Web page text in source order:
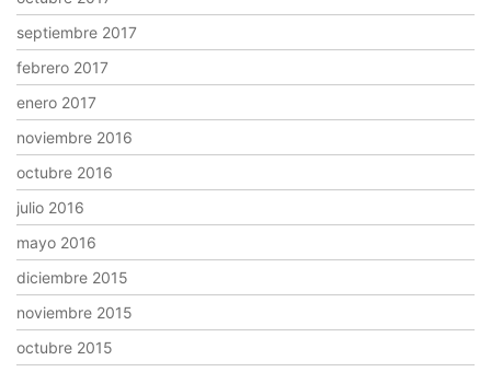
septiembre 2017
febrero 2017
enero 2017
noviembre 2016
octubre 2016
julio 2016
mayo 2016
diciembre 2015
noviembre 2015
octubre 2015